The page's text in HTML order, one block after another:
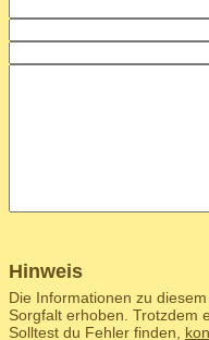
Hinweis
Die Informationen zu
Sorgfalt erhoben. Trotzdem
Solltest du Fehler finden,